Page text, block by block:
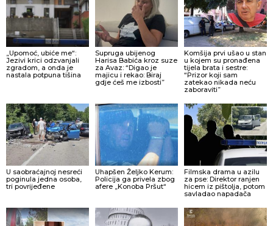
„Upomoć, ubiće me“:
Jezivi krici odzvanjali
zgradom, a onda je
nastala potpuna tišina
Supruga ubijenog
Harisa Babića kroz suze
za Avaz: “Digao je
majicu i rekao: Biraj
gdje ćeš me izbosti”
Komšija prvi ušao u stan
u kojem su pronađena
tijela brata i sestre:
“Prizor koji sam
zatekao nikada neću
zaboraviti”
U saobraćajnoj nesreći
poginula jedna osoba,
tri povrijeđene
Uhapšen Željko Kerum:
Policija ga privela zbog
afere „Konoba Pršut“
Filmska drama u azilu
za pse: Direktor ranjen
hicem iz pištolja, potom
savladao napadača